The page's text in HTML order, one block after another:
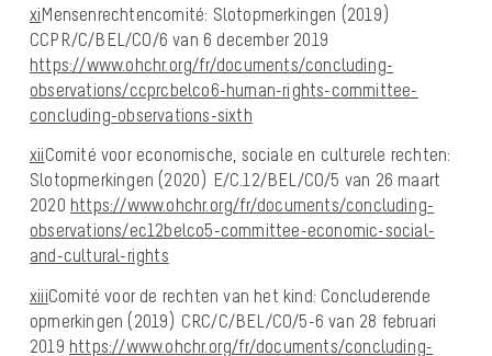
xiMensenrechtencomité: Slotopmerkingen (2019)
CCPR/C/BEL/CO/6 van 6 december 2019
https://www.ohchr.org/fr/documents/concluding-
observations/ccprcbelco6-human-rights-committee-
concluding-observations-sixth
xiiComité voor economische, sociale en culturele rechten:
Slotopmerkingen (2020) E/C.12/BEL/CO/5 van 26 maart
2020 https://www.ohchr.org/fr/documents/concluding-
observations/ec12belco5-committee-economic-social-
and-cultural-rights
xiiiComité voor de rechten van het kind: Concluderende
opmerkingen (2019) CRC/C/BEL/CO/5-6 van 28 februari
2019 https://www.ohchr.org/fr/documents/concluding-